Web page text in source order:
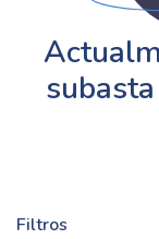
Filtros